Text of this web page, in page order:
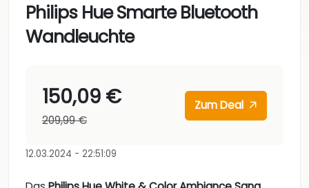
Philips Hue Smarte Bluetooth
Wandleuchte
150,09 €
209,99 €
Zum Deal
12.03.2024 - 22:51:09